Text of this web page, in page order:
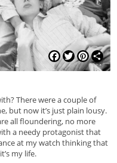
Facebook
TwitterPinterest
There were a couple of
but now it’s just plain lousy.
all floundering, no more
a needy protagonist that
at my watch thinking that
my life.